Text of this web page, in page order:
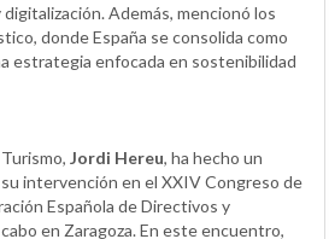
Además, mencionó los
donde España se consolida como
estrategia enfocada en sostenibilidad
Jordi Hereu, ha hecho un
intervención en el XXIV Congreso de
Española de Directivos y
en Zaragoza. En este encuentro,